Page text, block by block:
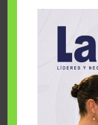
Cuando la
sueños